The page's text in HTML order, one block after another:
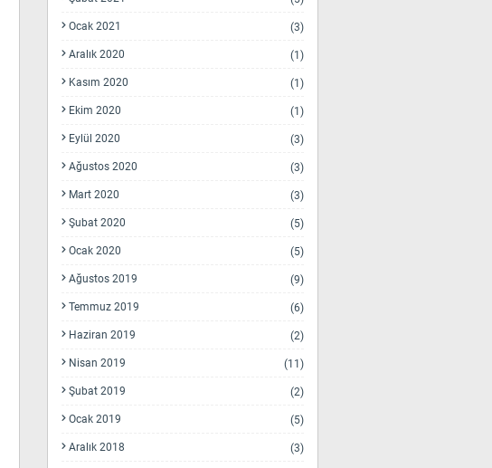
Ocak 2021 (3)
Aralık 2020 (1)
Kasım 2020 (1)
Ekim 2020 (1)
Eylül 2020 (3)
Ağustos 2020 (3)
Mart 2020 (3)
Şubat 2020 (5)
Ocak 2020 (5)
Ağustos 2019 (9)
Temmuz 2019 (6)
Haziran 2019 (2)
Nisan 2019 (11)
Şubat 2019 (2)
Ocak 2019 (5)
Aralık 2018 (3)